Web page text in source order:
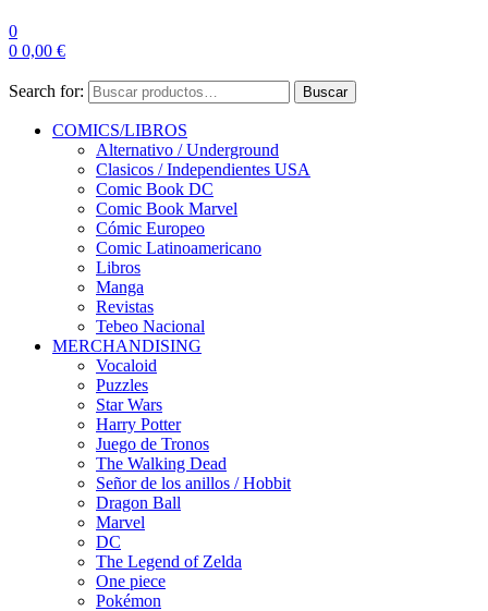
0
0 0,00 €
Search for: Buscar
COMICS/LIBROS
Alternativo / Underground
Clasicos / Independientes USA
Comic Book DC
Comic Book Marvel
Cómic Europeo
Comic Latinoamericano
Libros
Manga
Revistas
Tebeo Nacional
MERCHANDISING
Vocaloid
Puzzles
Star Wars
Harry Potter
Juego de Tronos
The Walking Dead
Señor de los anillos / Hobbit
Dragon Ball
Marvel
DC
The Legend of Zelda
One piece
Pokémon